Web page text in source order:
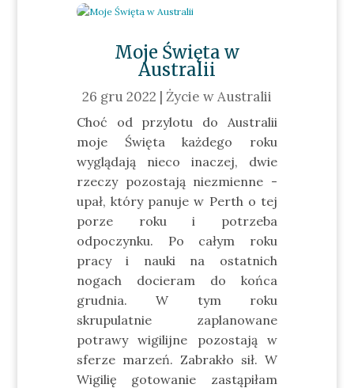
Moje Święta w
Australii
26 gru 2022 | Życie w Australii
Choć od przylotu do Australii
moje Święta każdego roku
wyglądają nieco inaczej, dwie
rzeczy pozostają niezmienne -
upał, który panuje w Perth o tej
porze roku i potrzeba
odpoczynku. Po całym roku
pracy i nauki na ostatnich
nogach docieram do końca
grudnia. W tym roku
skrupulatnie zaplanowane
potrawy wigilijne pozostają w
sferze marzeń. Zabrakło sił. W
Wigilię gotowanie zastąpiłam